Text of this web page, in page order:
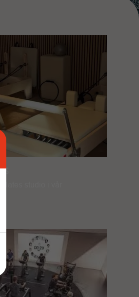
studio i vår